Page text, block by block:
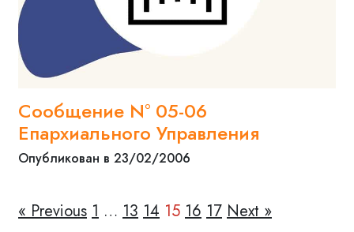
Сообщение N° 05-06
Епархиального Управления
Опубликован в 23/02/2006
« Previous 1 … 13 14 15 16 17 Next »